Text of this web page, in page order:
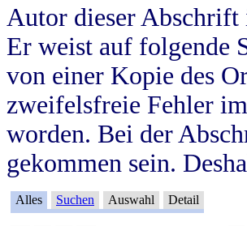
Autor dieser
Er weist auf folgende
von einer Kopie des
zweifelsfreie Fehler
worden. Bei der
gekommen sein.
Alles Suchen Auswahl Detail